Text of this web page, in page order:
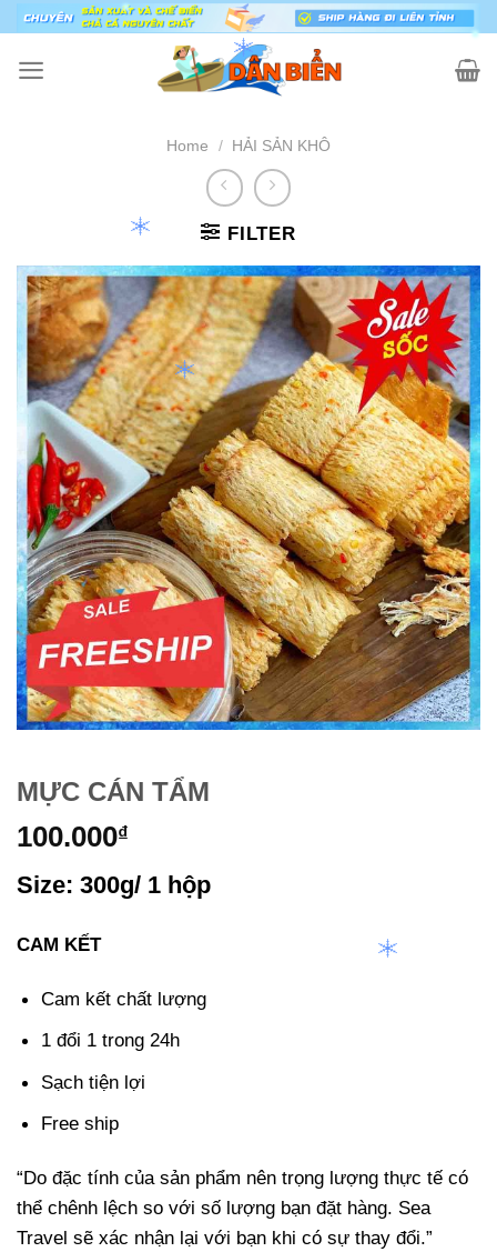
Skip
content
Home / HẢI SẢN KHÔ
FILTER
MỰC CÁN TẨM
100.000₫
Size: 300g/ 1 hộp
CAM KẾT
Cam kết chất lượng
1 đổi 1 trong 24h
Sạch tiện lợi
Free ship
“Do đặc tính của sản phẩm nên trọng lượng thực tế có
thể chênh lệch so với số lượng bạn đặt hàng. Sea
Travel sẽ xác nhận lại với bạn khi có sự thay đổi.”